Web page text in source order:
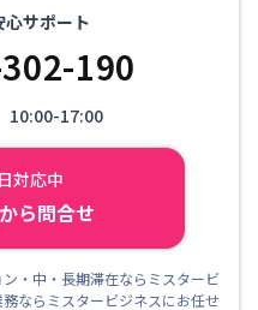
サポート
190
10:00-17:00
対応中
ら問合せ
・中・長期滞在ならミスタービ
ならミスタービジネスにお任せ